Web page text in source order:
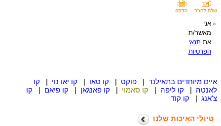
אני
מאשר/ת
את תנאי
הפרטיות
איים מיוחדים בתאילנד | פוקט | קו טאו | קו יאו נוי | קו
לאנטה | קו ליפה | קו סאמוי | קו פאנגאן | קו פיאם | קו
צ'אנג | קו קוד
טיולי האיכות שלנו